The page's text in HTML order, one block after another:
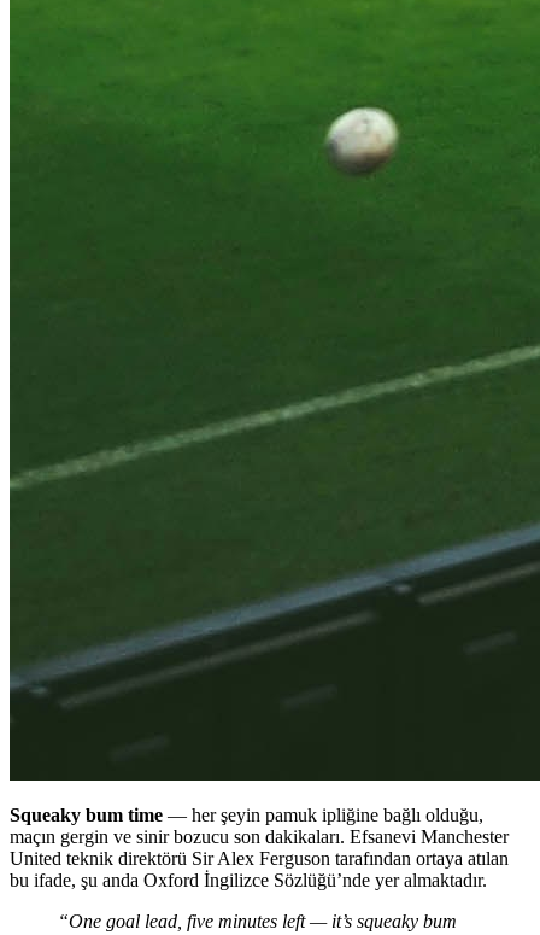
Squeaky bum time — her şeyin pamuk ipliğine bağlı olduğu,
maçın gergin ve sinir bozucu son dakikaları. Efsanevi Manchester
United teknik direktörü Sir Alex Ferguson tarafından ortaya atılan
bu ifade, şu anda Oxford İngilizce Sözlüğü’nde yer almaktadır.
“One goal lead, five minutes left — it’s squeaky bum